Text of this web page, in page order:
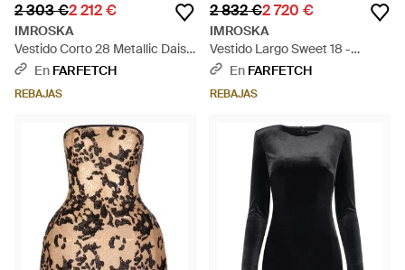
2 303 €2 212 €
IMROSKA
Vestido Corto 28 Metallic Daisy
- Negro
En FARFETCH
REBAJAS
2 832 €2 720 €
IMROSKA
Vestido Largo Sweet 18 -
Morado
En FARFETCH
REBAJAS